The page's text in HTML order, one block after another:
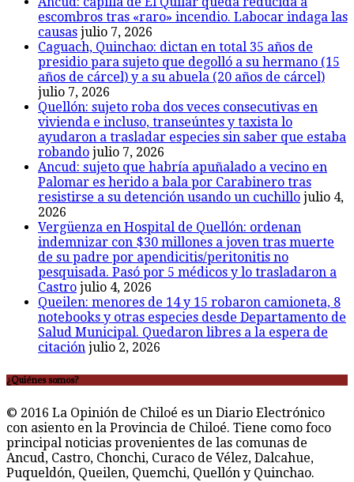
escombros tras «raro» incendio. Labocar indaga las
causas julio 7, 2026
Caguach, Quinchao: dictan en total 35 años de
presidio para sujeto que degolló a su hermano (15
años de cárcel) y a su abuela (20 años de cárcel)
julio 7, 2026
Quellón: sujeto roba dos veces consecutivas en
vivienda e incluso, transeúntes y taxista lo
ayudaron a trasladar especies sin saber que estaba
robando julio 7, 2026
Ancud: sujeto que habría apuñalado a vecino en
Palomar es herido a bala por Carabinero tras
resistirse a su detención usando un cuchillo julio 4,
2026
Vergüenza en Hospital de Quellón: ordenan
indemnizar con $30 millones a joven tras muerte
de su padre por apendicitis/peritonitis no
pesquisada. Pasó por 5 médicos y lo trasladaron a
Castro julio 4, 2026
Queilen: menores de 14 y 15 robaron camioneta, 8
notebooks y otras especies desde Departamento de
Salud Municipal. Quedaron libres a la espera de
citación julio 2, 2026
¿Quiénes somos?
© 2016 La Opinión de Chiloé es un Diario Electrónico
con asiento en la Provincia de Chiloé. Tiene como foco
principal noticias provenientes de las comunas de
Ancud, Castro, Chonchi, Curaco de Vélez, Dalcahue,
Puqueldón, Queilen, Quemchi, Quellón y Quinchao.